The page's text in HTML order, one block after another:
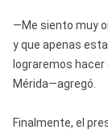
—Me siento muy
y que apenas
lograremos
Mérida—agregó.
Finalmente, el